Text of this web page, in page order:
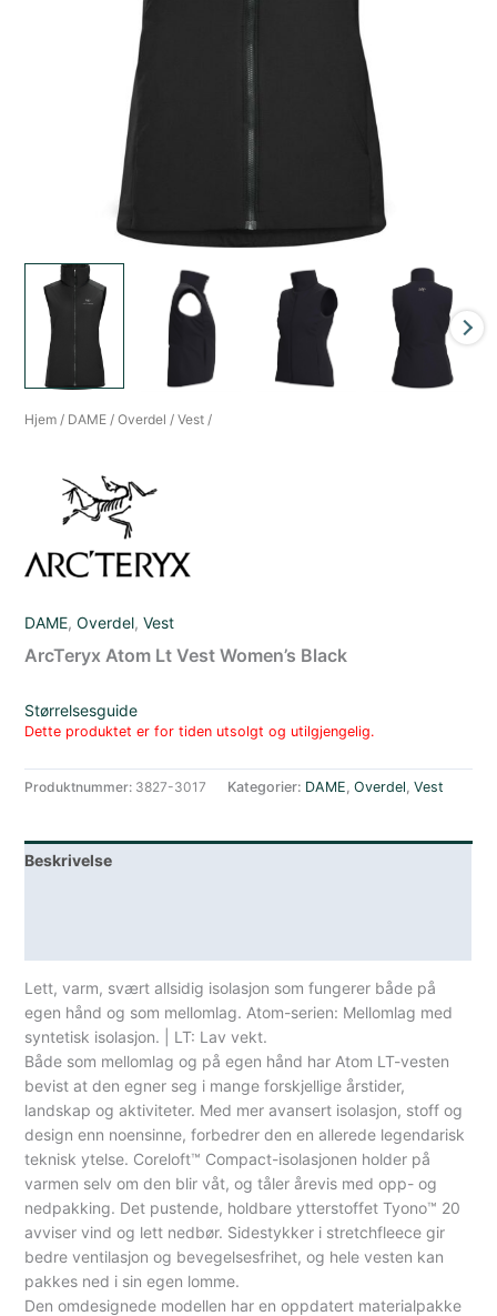
Hjem / DAME /Overdel /Vest /
DAME,Overdel,Vest
ArcTeryx Atom Lt Vest Women’s Black
Størrelsesguide
Dette produktet er for tiden utsolgt og utilgjengelig.
Produktnummer: 3827-3017 Kategorier: DAME ,Overdel ,Vest
Beskrivelse
Lett, varm, svært allsidig isolasjon som fungerer både på
egen hånd og som mellomlag. Atom-serien: Mellomlag med
syntetisk isolasjon. | LT: Lav vekt.
Både som mellomlag og på egen hånd har Atom LT-vesten
bevist at den egner seg i mange forskjellige årstider,
landskap og aktiviteter. Med mer avansert isolasjon, stoff og
design enn noensinne, forbedrer den en allerede legendarisk
teknisk ytelse. Coreloft™ Compact-isolasjonen holder på
varmen selv om den blir våt, og tåler årevis med opp- og
nedpakking. Det pustende, holdbare ytterstoffet Tyono™ 20
avviser vind og lett nedbør. Sidestykker i stretchfleece gir
bedre ventilasjon og bevegelsesfrihet, og hele vesten kan
pakkes ned i sin egen lomme.
Den omdesignede modellen har en oppdatert materialpakke